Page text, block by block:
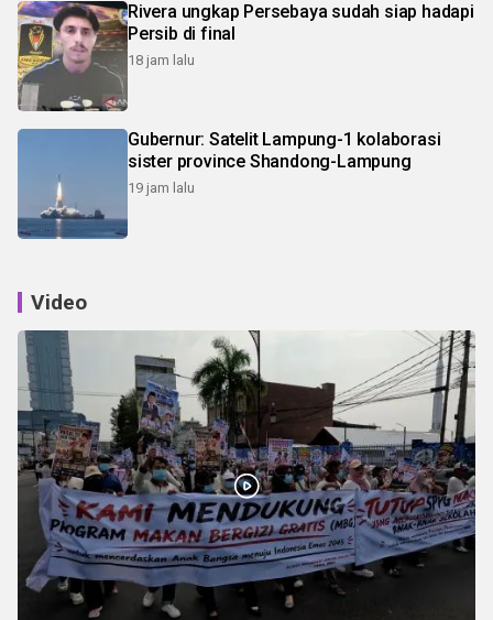
Rivera ungkap Persebaya sudah siap hadapi
Persib di final
18 jam lalu
Gubernur: Satelit Lampung-1 kolaborasi
sister province Shandong-Lampung
19 jam lalu
Video